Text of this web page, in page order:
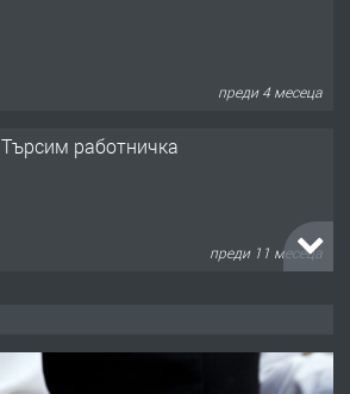
преди 4 месеца
Търсим работничка
преди 11 месеца